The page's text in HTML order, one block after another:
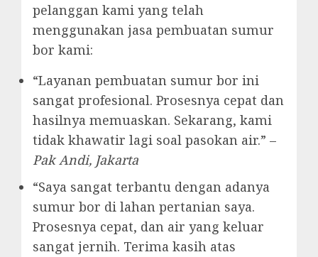
pelanggan kami yang telah
menggunakan jasa pembuatan sumur
bor kami:
“Layanan pembuatan sumur bor ini
sangat profesional. Prosesnya cepat dan
hasilnya memuaskan. Sekarang, kami
tidak khawatir lagi soal pasokan air.” –
Pak Andi, Jakarta
“Saya sangat terbantu dengan adanya
sumur bor di lahan pertanian saya.
Prosesnya cepat, dan air yang keluar
sangat jernih. Terima kasih atas